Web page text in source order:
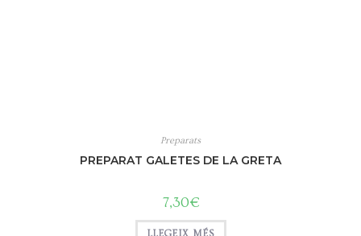
Preparats
PREPARAT GALETES DE LA GRETA
7,30€